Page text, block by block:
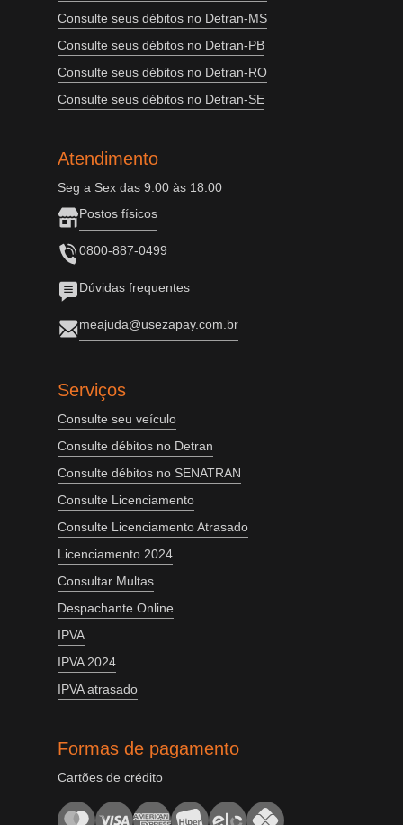
Consulte seus débitos no Detran-MS
Consulte seus débitos no Detran-PB
Consulte seus débitos no Detran-RO
Consulte seus débitos no Detran-SE
Atendimento
Seg a Sex das 9:00 às 18:00
Postos físicos
0800-887-0499
Dúvidas frequentes
meajuda@usezapay.com.br
Serviços
Consulte seu veículo
Consulte débitos no Detran
Consulte débitos no SENATRAN
Consulte Licenciamento
Consulte Licenciamento Atrasado
Licenciamento 2024
Consultar Multas
Despachante Online
IPVA
IPVA 2024
IPVA atrasado
Formas de pagamento
Cartões de crédito